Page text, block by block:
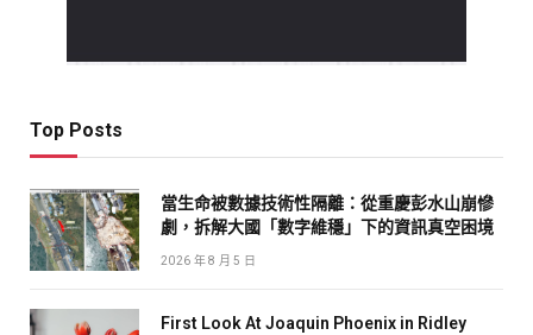
Top Posts
當生命被數據技術性隔離：從重慶彭水山崩慘
劇，拆解大國「數字維穩」下的資訊真空困境
2026 年 8 月 5 日
First Look At Joaquin Phoenix in Ridley